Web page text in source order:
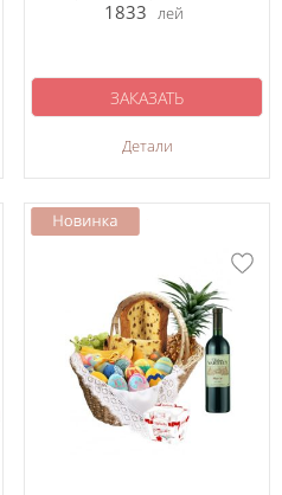
1833 лей
Детали
ЗАКАЗАТЬ